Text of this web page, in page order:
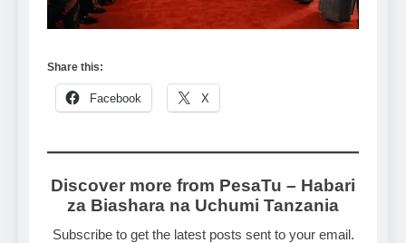
Share this:
Facebook X
Discover more from PesaTu – Habari
za Biashara na Uchumi Tanzania
Subscribe to get the latest posts sent to your email.